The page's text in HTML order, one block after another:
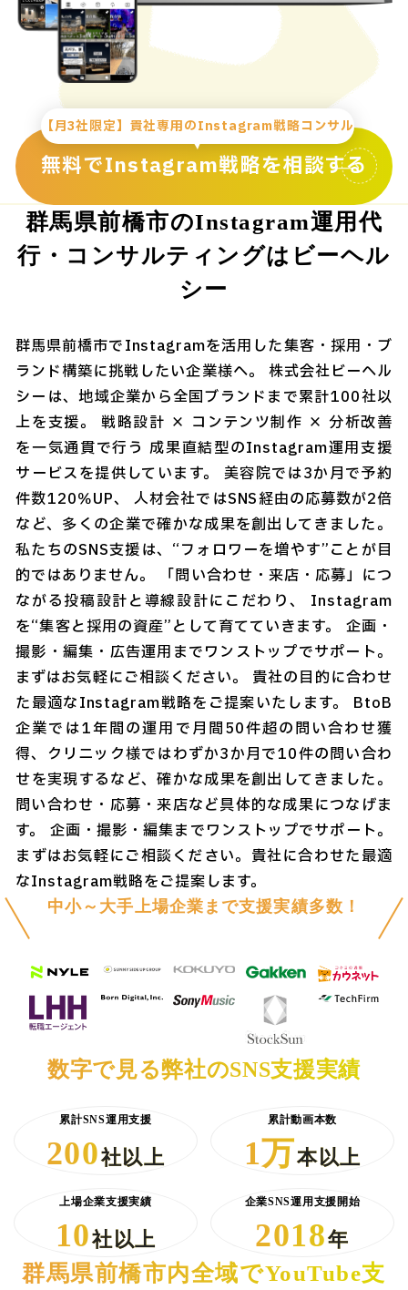
【月3社限定】貴社専用のInstagram戦略コンサル
無料でInstagram戦略を相談する
群馬県前橋市のInstagram運用代
行・コンサルティングはビーヘル
シー
群馬県前橋市でInstagramを活用した集客・採用・ブ
ランド構築に挑戦したい企業様へ。 株式会社ビーヘル
シーは、地域企業から全国ブランドまで累計100社以
上を支援。 戦略設計 × コンテンツ制作 × 分析改善
を一気通貫で行う 成果直結型のInstagram運用支援
サービスを提供しています。 美容院では3か月で予約
件数120％UP、 人材会社ではSNS経由の応募数が2倍
など、多くの企業で確かな成果を創出してきました。
私たちのSNS支援は、“フォロワーを増やす”ことが目
的ではありません。 「問い合わせ・来店・応募」につ
ながる投稿設計と導線設計にこだわり、 Instagram
を“集客と採用の資産”として育てていきます。 企画・
撮影・編集・広告運用までワンストップでサポート。
まずはお気軽にご相談ください。 貴社の目的に合わせ
た最適なInstagram戦略をご提案いたします。 BtoB
企業では1年間の運用で月間50件超の問い合わせ獲
得、クリニック様ではわずか3か月で10件の問い合わ
せを実現するなど、確かな成果を創出してきました。
問い合わせ・応募・来店など具体的な成果につなげま
す。 企画・撮影・編集までワンストップでサポート。
まずはお気軽にご相談ください。貴社に合わせた最適
なInstagram戦略をご提案します。
中小～大手上場企業まで支援実績多数！
数字で見る弊社のSNS支援実績
累計SNS運用支援
200社以上
累計動画本数
1万本以上
上場企業支援実績
10社以上
企業SNS運用支援開始
2018年
群馬県前橋市内全域でYouTube支